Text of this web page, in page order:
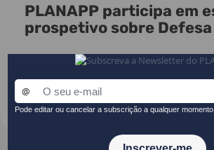
PLANAPP participa em
prospetivo sobre
27 JUL 26
CONSULTAR